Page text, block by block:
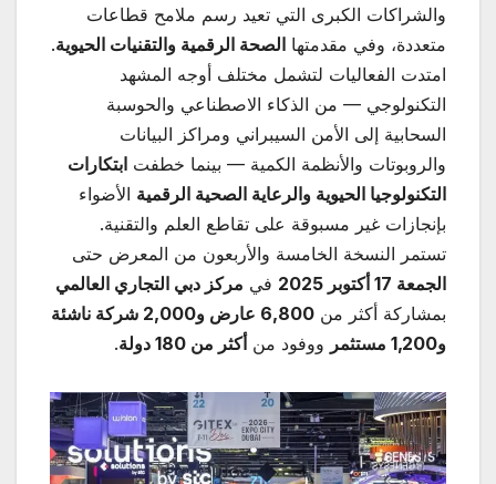
والشراكات الكبرى التي تعيد رسم ملامح قطاعات
متعددة، وفي مقدمتها الصحة الرقمية والتقنيات الحيوية.
امتدت الفعاليات لتشمل مختلف أوجه المشهد
التكنولوجي — من الذكاء الاصطناعي والحوسبة
السحابية إلى الأمن السيبراني ومراكز البيانات
والروبوتات والأنظمة الكمية — بينما خطفت ابتكارات
التكنولوجيا الحيوية والرعاية الصحية الرقمية الأضواء
بإنجازات غير مسبوقة على تقاطع العلم والتقنية.
تستمر النسخة الخامسة والأربعون من المعرض حتى
الجمعة 17 أكتوبر 2025
في مركز دبي التجاري العالمي
بمشاركة أكثر من 6,800
عارض و2,000 شركة ناشئة
و1,200 مستثمر
ووفود من أكثر من 180 دولة .